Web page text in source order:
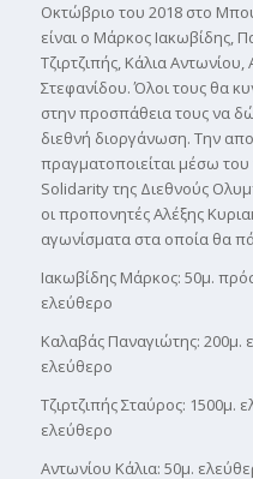
Οκτώβριο του 2018 στο
είναι ο Μάρκος Ιακωβίδης,
Τζιρτζιπής, Κάλια
Στεφανίδου. Όλοι τους θα
στην προσπάθεια τους να
διεθνή διοργάνωση. Την
πραγματοποιείται μέσω
Solidarity της Διεθνούς
οι προπονητές Αλέξης
αγωνίσματα στα οποία θα
Ιακωβίδης Μάρκος: 50μ.
ελεύθερο
Καλαβάς Παναγιώτης: 200μ.
ελεύθερο
Τζιρτζιπής Σταύρος: 1500μ.
ελεύθερο
Αντωνίου Κάλια: 50μ.